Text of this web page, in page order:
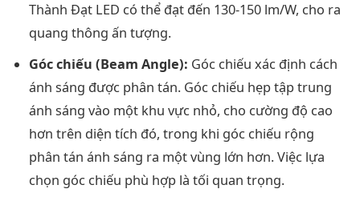
Thành Đạt LED có thể đạt đến 130-150 lm/W, cho ra
quang thông ấn tượng.
Góc chiếu (Beam Angle): Góc chiếu xác định cách
ánh sáng được phân tán. Góc chiếu hẹp tập trung
ánh sáng vào một khu vực nhỏ, cho cường độ cao
hơn trên diện tích đó, trong khi góc chiếu rộng
phân tán ánh sáng ra một vùng lớn hơn. Việc lựa
chọn góc chiếu phù hợp là tối quan trọng.